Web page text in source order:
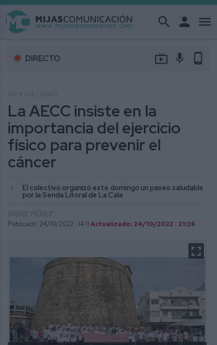
search person menu
DIRECTO live_tv mic phone_android
La AECC insiste en la
importancia del ejercicio
físico para prevenir el
cáncer
El colectivo organizó este domingo un paseo saludable
por la Senda Litoral de La Cala
Publicado: 24/10/2022 · 14:11 Actualizado: 24/10/2022 · 21:26